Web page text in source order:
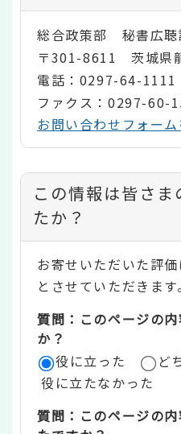
総合政策部 秘書広聴
〒301-8611 茨城県
電話：0297-64-1111
ファクス：0297-60-
お問い合わせフォー
コ
ン
テ
ン
ツ
評
価
リ
この情報は皆さ
たか？
お寄せいただいた評
とさせていただきます。
質問：このページの
か？
役に立った
ど
役に立たなかった
質問：このページの